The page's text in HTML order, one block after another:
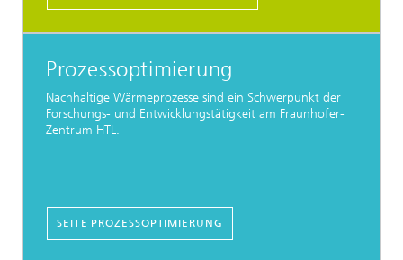
Prozessoptimierung
Nachhaltige Wärmeprozesse sind ein Schwerpunkt der
Forschungs- und Entwicklungstätigkeit am Fraunhofer-
Zentrum HTL.
SEITE PROZESSOPTIMIERUNG